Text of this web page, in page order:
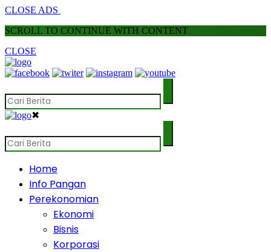
CLOSE ADS
SCROLL TO CONTINUE WITH CONTENT
CLOSE
✖
Home
Info Pangan
Perekonomian
Ekonomi
Bisnis
Korporasi